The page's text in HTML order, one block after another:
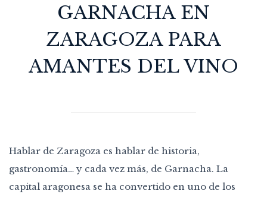
GARNACHA EN
ZARAGOZA PARA
AMANTES DEL VINO
Hablar de Zaragoza es hablar de historia,
gastronomía… y cada vez más, de Garnacha. La
capital aragonesa se ha convertido en uno de los